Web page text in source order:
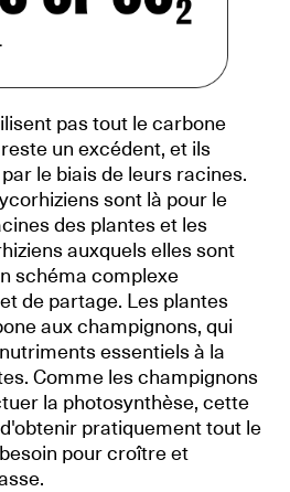
pas tout le carbone
un excédent, et ils
le biais de leurs racines.
sont là pour le
des plantes et les
auxquels elles sont
schéma complexe
de partage. Les plantes
aux champignons, qui
essentiels à la
Comme les champignons
la photosynthèse, cette
pratiquement tout le
pour croître et